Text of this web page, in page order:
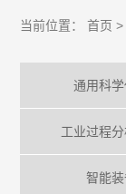
当前位置： 首页 >
通用科
工业过程
智能